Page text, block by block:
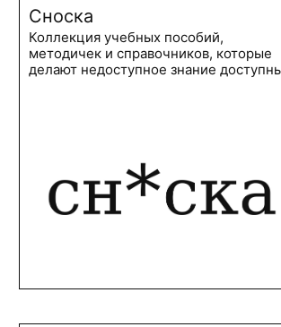
Сноска
Коллекция учебных пособий,
методичек и справочников, которые
делают недоступное знание